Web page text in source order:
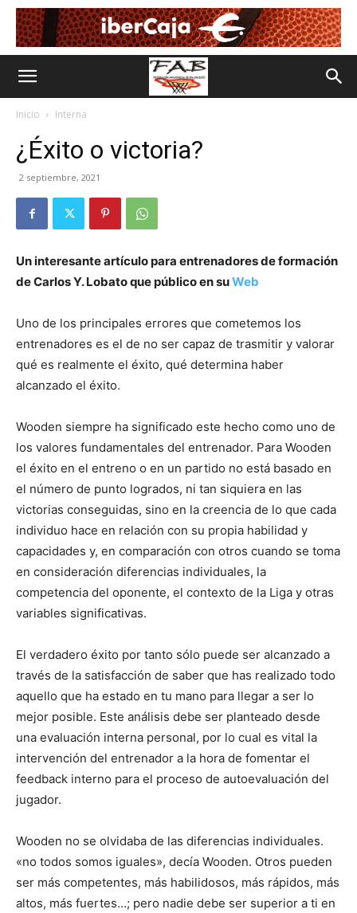
Inicio Interna
¿Éxito o victoria?
2 septiembre, 2021
Un interesante artículo para entrenadores de formación
de Carlos Y. Lobato que público en suWeb
Uno de los principales errores que cometemos los
entrenadores es el de no ser capaz de trasmitir y valorar
qué es realmente el éxito, qué determina haber
alcanzado el éxito.
Wooden siempre ha significado este hecho como uno de
los valores fundamentales del entrenador. Para Wooden
el éxito en el entreno o en un partido no está basado en
el número de punto logrados, ni tan siquiera en las
victorias conseguidas, sino en la creencia de lo que cada
individuo hace en relación con su propia habilidad y
capacidades y, en comparación con otros cuando se toma
en consideración diferencias individuales, la
competencia del oponente, el contexto de la Liga y otras
variables significativas.
El verdadero éxito por tanto sólo puede ser alcanzado a
través de la satisfacción de saber que has realizado todo
aquello que ha estado en tu mano para llegar a ser lo
mejor posible. Este análisis debe ser planteado desde
una evaluación interna personal, por lo cual es vital la
intervención del entrenador a la hora de fomentar el
feedback interno para el proceso de autoevaluación del
jugador.
Wooden no se olvidaba de las diferencias individuales.
«no todos somos iguales», decía Wooden. Otros pueden
ser más competentes, más habilidosos, más rápidos, más
altos, más fuertes…; pero nadie debe ser superior a ti en